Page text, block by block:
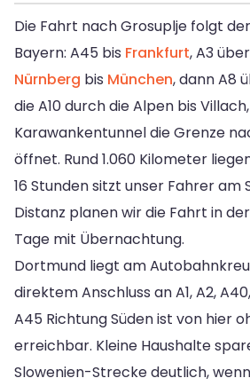
Die Fahrt nach Grosuplje folgt
Bayern: A45 bis Frankfurt, A3 über
Nürnberg bis München, dann A8
die A10 durch die Alpen bis
Karawankentunnel die Grenze
öffnet. Rund 1.060 Kilometer
16 Stunden sitzt unser Fahrer am
Distanz planen wir die Fahrt in
Tage mit Übernachtung.
Dortmund liegt am
direktem Anschluss an A1, A2,
A45 Richtung Süden ist von hier
erreichbar. Kleine Haushalte
Slowenien-Strecke deutlich,